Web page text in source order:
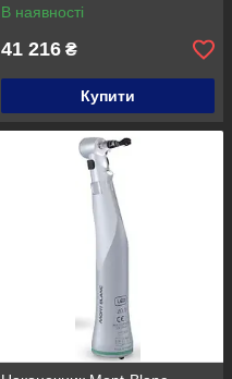
В наявності
41 216 ₴
Купити